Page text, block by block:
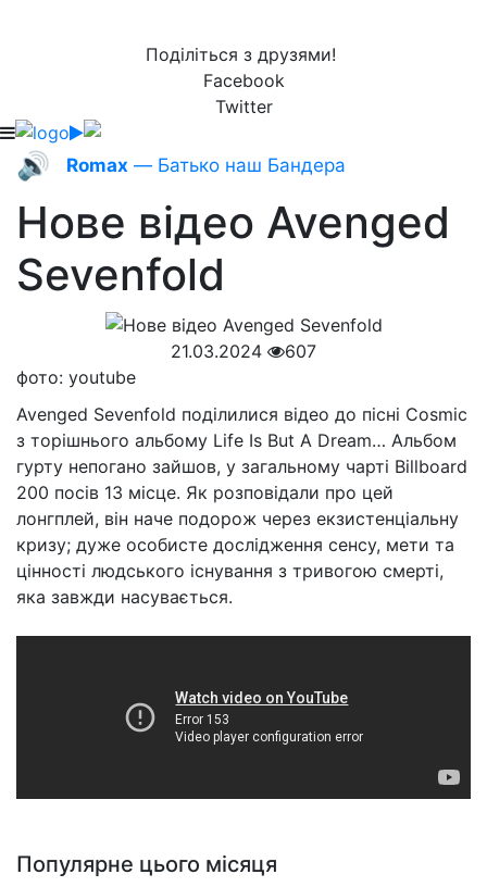
Поділіться з друзями!
Facebook
Twitter
🔊 Romax — Батько наш Бандера
Нове відео Avenged
Sevenfold
21.03.2024
607
фото: youtube
Avenged Sevenfold поділилися відео до пісні Cosmic
з торішнього альбому Life Is But A Dream… Альбом
гурту непогано зайшов, у загальному чарті Billboard
200 посів 13 місце. Як розповідали про цей
лонгплей, він наче подорож через екзистенціальну
кризу; дуже особисте дослідження сенсу, мети та
цінності людського існування з тривогою смерті,
яка завжди насувається.
Популярне цього місяця